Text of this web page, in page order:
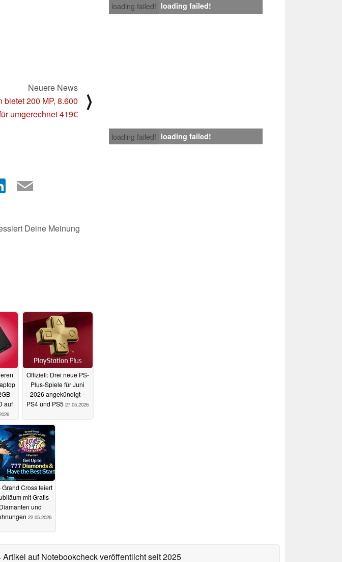
loading failed! loading failed!
Neuere News
200 MP, 8.600
umgerechnet 419€
⟩
loading failed! loading failed!
Deine Meinung
auf
Offiziell: Drei neue PS-
Plus-Spiele für Juni
2026 angekündigt –
PS4 und PS5 27.05.2026
Grand Cross feiert
mit Gratis-
Diamanten und
22.05.2026
Artikel auf Notebookcheck veröffentlichtseit 2025